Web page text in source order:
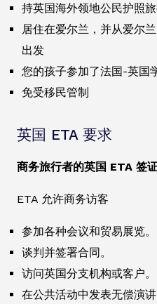
持英国海外领地公民护照
居住在爱尔兰，并从爱尔
出发
您的孩子参加了法国-英国
免受移民管制
英国 ETA 要求
商务旅行者的英国 ETA 签
ETA 允许商务访客
参加各种会议和贸易展览。
谈判并签署合同。
访问英国分支机构或客户。
在公共活动中发表无偿演讲